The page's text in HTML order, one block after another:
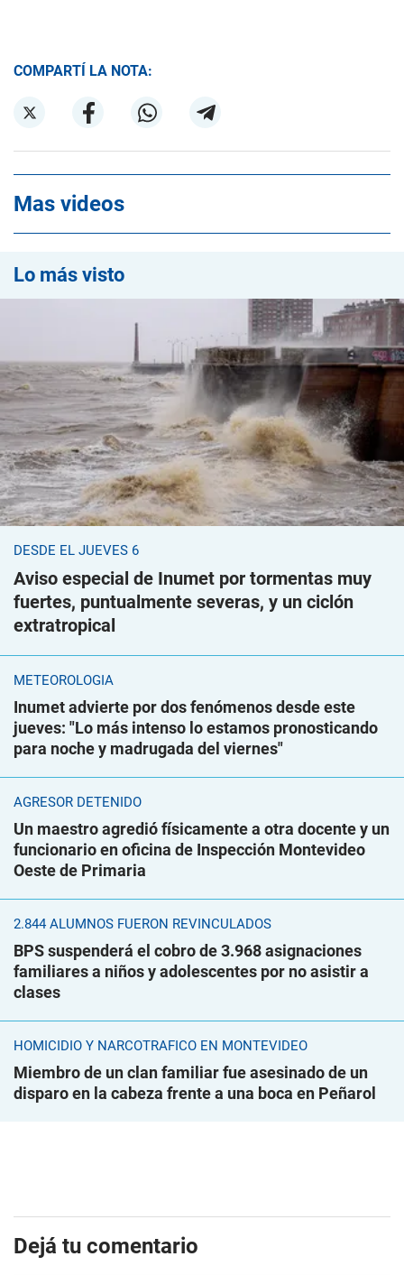
COMPARTÍ LA NOTA:
Mas videos
Lo más visto
DESDE EL JUEVES 6
Aviso especial de Inumet por tormentas muy
fuertes, puntualmente severas, y un ciclón
extratropical
METEOROLOGÍA
Inumet advierte por dos fenómenos desde este
jueves: "Lo más intenso lo estamos pronosticando
para noche y madrugada del viernes"
AGRESOR DETENIDO
Un maestro agredió físicamente a otra docente y un
funcionario en oficina de Inspección Montevideo
Oeste de Primaria
2.844 ALUMNOS FUERON REVINCULADOS
BPS suspenderá el cobro de 3.968 asignaciones
familiares a niños y adolescentes por no asistir a
clases
HOMICIDIO Y NARCOTRÁFICO EN MONTEVIDEO
Miembro de un clan familiar fue asesinado de un
disparo en la cabeza frente a una boca en Peñarol
Dejá tu comentario